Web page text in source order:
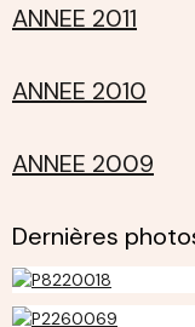
ANNEE 2011
ANNEE 2010
ANNEE 2009
Dernières